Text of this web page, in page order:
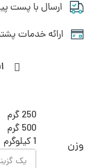
ارسال با پست
ارائه خدمات
وزن
250 گرم
500 گرم
1 کیلوگرم